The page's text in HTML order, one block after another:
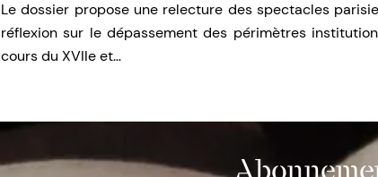
Le dossier propose une relecture des spectacles
réflexion sur le dépassement des périmètres
cours du XVIIe et…